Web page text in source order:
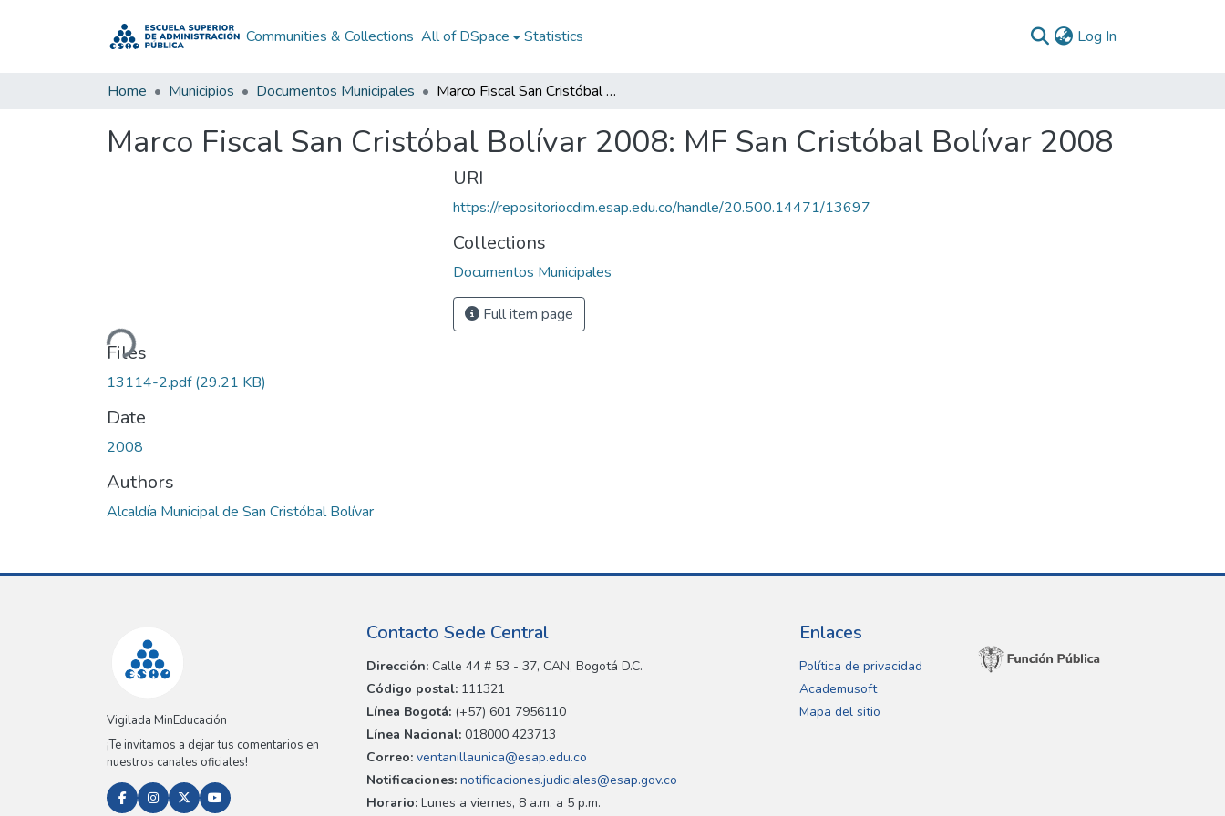
Communities & Collections All of DSpace Statistics Log In
Home Municipios Documentos Municipales Marco Fiscal San Cristóbal Bolívar 2008: MF San Cristóbal Bolívar 2008
Marco Fiscal San Cristóbal Bolívar 2008: MF San Cristóbal Bolívar 2008
Loading...
Files
13114-2.pdf(29.21 KB)
Date
2008
Authors
Alcaldía Municipal de San Cristóbal Bolívar
URI
https://repositoriocdim.esap.edu.co/handle/20.500.14471/13697
Collections
Documentos Municipales
Full item page
Vigilada MinEducación
¡Te invitamos a dejar tus comentarios en
nuestros canales oficiales!
Contacto Sede Central
Dirección: Calle 44 # 53 - 37, CAN, Bogotá D.C.
Código postal: 111321
Línea Bogotá: (+57) 601 7956110
Línea Nacional: 018000 423713
Correo: ventanillaunica@esap.edu.co
Notificaciones: notificaciones.judiciales@esap.gov.co
Horario: Lunes a viernes, 8 a.m. a 5 p.m.
Enlaces
Política de privacidad
Academusoft
Mapa del sitio